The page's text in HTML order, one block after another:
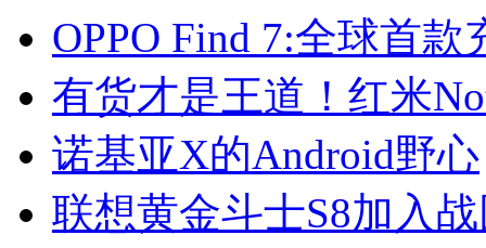
OPPO Find 7:全球首
有货才是王道！红米
诺基亚X的Android野心
联想黄金斗士S8加入